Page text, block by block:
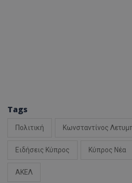
Tags
Πολιτική Κωνσταντίνος
Ειδήσεις Κύπρος Κύπρος Νέα
ΑΚΕΛ